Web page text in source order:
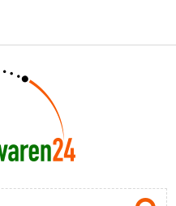
Passwort vergessen?